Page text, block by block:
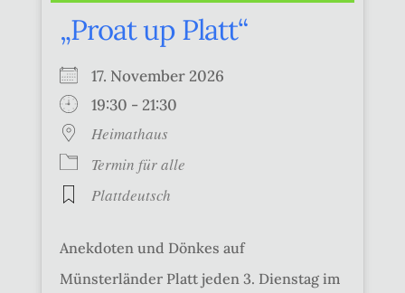
„Proat up Platt“
17. November 2026
19:30 - 21:30
Heimathaus
Termin für alle
Plattdeutsch
Anekdoten und Dönkes auf
Münsterländer Platt jeden 3. Dienstag im